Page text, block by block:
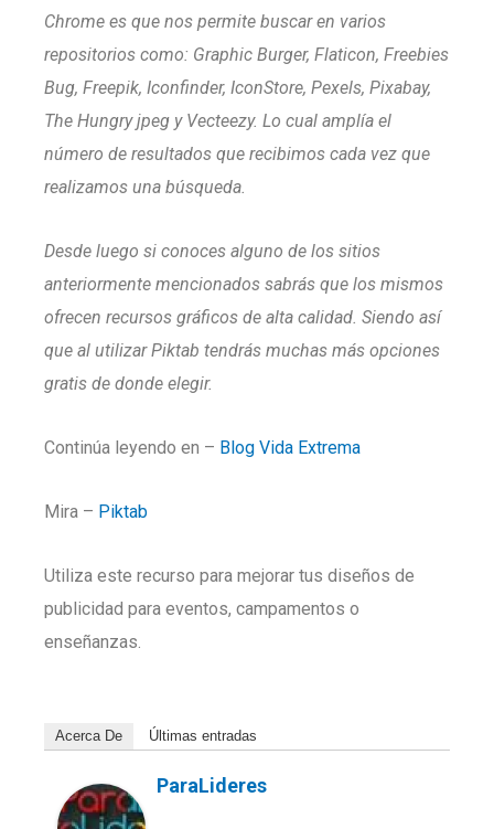
Chrome es que nos permite buscar en varios
repositorios como: Graphic Burger, Flaticon, Freebies
Bug, Freepik, Iconfinder, IconStore, Pexels, Pixabay,
The Hungry jpeg y Vecteezy. Lo cual amplía el
número de resultados que recibimos cada vez que
realizamos una búsqueda.
Desde luego si conoces alguno de los sitios
anteriormente mencionados sabrás que los mismos
ofrecen recursos gráficos de alta calidad. Siendo así
que al utilizar Piktab tendrás muchas más opciones
gratis de donde elegir.
Continúa leyendo en – Blog Vida Extrema
Mira – Piktab
Utiliza este recurso para mejorar tus diseños de
publicidad para eventos, campamentos o
enseñanzas.
Acerca De Últimas entradas
ParaLideres